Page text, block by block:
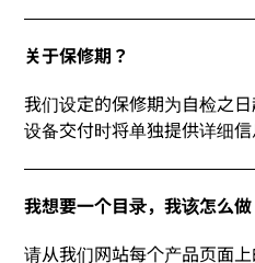
关于保修期？
我们设定的保修期为自检之日
设备交付时将单独提供详细信
我想要一个目录，我该怎么
请从我们网站每个产品页面